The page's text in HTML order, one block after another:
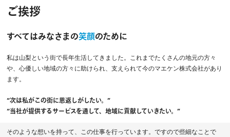
ご挨拶
すべてはみなさまの笑顔のために
私は山梨という街で長年生活してきました。これまでたくさんの地元の方々
や、心優しい地域の方々に助けられ、支えられて今のマエケン株式会社があり
ます。
“次は私がこの街に恩返しがしたい。”
“当社が提供するサービスを通して、地域に貢献していきたい。”
そのような想いを持って、この仕事を行っています。ですので些細なことで